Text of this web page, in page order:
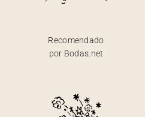
Recomendado
por Bodas.net